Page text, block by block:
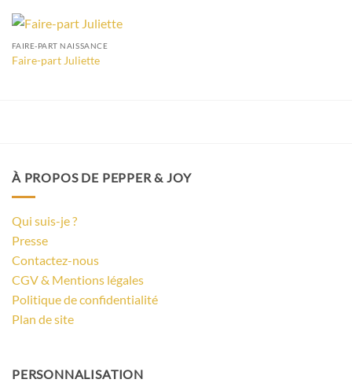
FAIRE-PART NAISSANCE
Faire-part Juliette
À PROPOS DE PEPPER & JOY
Qui suis-je ?
Presse
Contactez-nous
CGV & Mentions légales
Politique de confidentialité
Plan de site
PERSONNALISATION